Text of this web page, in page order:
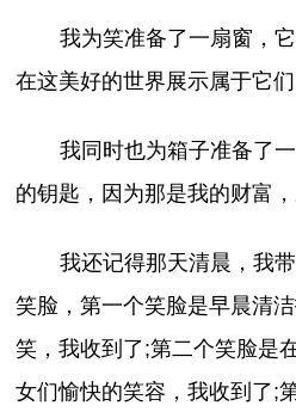
我为笑准备了一扇窗，
在这美好的世界展示属于它
我同时也为箱子准备了
的钥匙，因为那是我的财富
我还记得那天清晨，我
笑脸，第一个笑脸是早晨清
笑，我收到了;第二个笑脸是
女们愉快的笑容，我收到了;